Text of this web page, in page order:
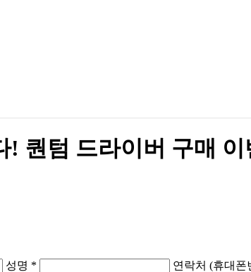
! 퀀텀 드라이버 구매 이
성명 * 연락처 (휴대폰